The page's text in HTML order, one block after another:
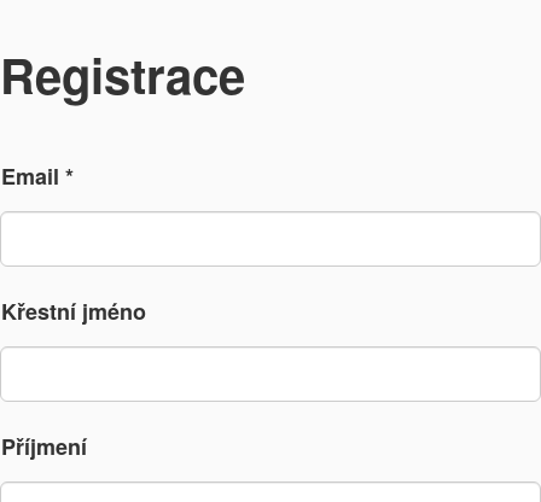
Registrace
Email *
Křestní jméno
Příjmení